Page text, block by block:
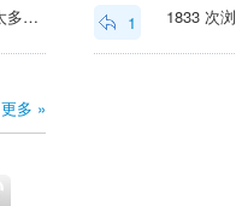
人懒懒的，不想周末统计了，， 周-1.4%，好像赔的也不太多，但是连续赔痛感放大了 宝丰加到了非常大的仓位，占比60+%，，今天剩了点资金跌的连回购都忘做了，白搭4块多。随着持续的加仓继续的关注，持续的了解，越来越多，原来pp拉丝卖钱跟菜市场卖白菜差不多，... 1 1833 次
更多 »